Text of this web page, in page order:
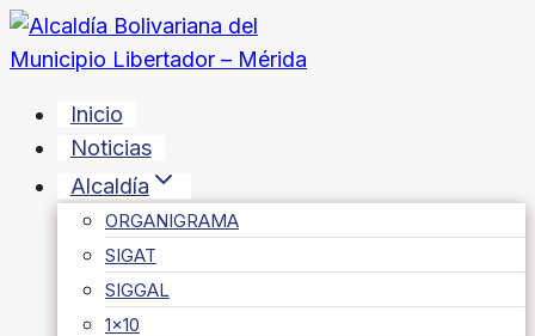
Saltar
al
Inicio
Noticias
Alcaldía
ORGANIGRAMA
SIGAT
SIGGAL
1×10